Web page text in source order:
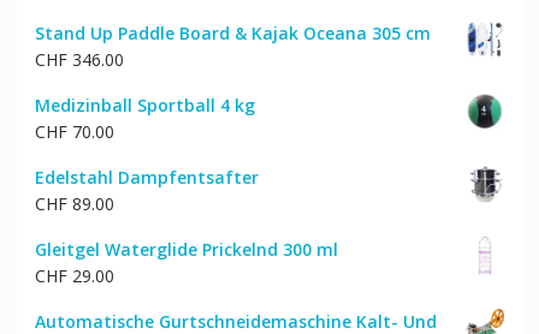
Stand Up Paddle Board & Kajak Oceana 305 cm
CHF346.00
Medizinball Sportball 4 kg
CHF70.00
Edelstahl Dampfentsafter
CHF89.00
Gleitgel Waterglide Prickelnd 300 ml
CHF29.00
Automatische Gurtschneidemaschine Kalt- Und